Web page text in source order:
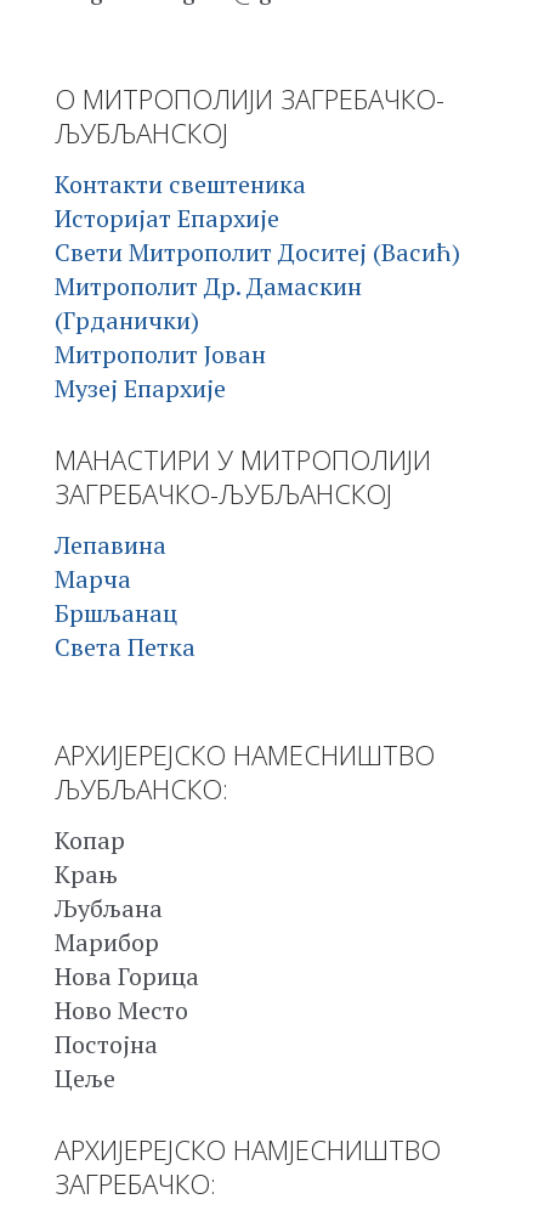
О МИТРОПОЛИЈИ ЗАГРЕБАЧКО-
ЉУБЉАНСКОЈ
Контакти свештеника
Историјат Епархије
Свети Митрополит Доситеј (Васић)
Митрополит Др. Дамаскин
(Грданички)
Митрополит Јован
Музеј Епархије
МАНАСТИРИ У МИТРОПОЛИЈИ
ЗАГРЕБАЧКО-ЉУБЉАНСКОЈ
Лепавина
Марча
Бршљанац
Света Петка
АРХИЈЕРЕЈСКО НАМЕСНИШТВО
ЉУБЉАНСКО:
Копар
Крањ
Љубљана
Марибор
Нова Горица
Ново Место
Постојна
Цеље
АРХИЈЕРЕЈСКО НАМЈЕСНИШТВО
ЗАГРЕБАЧКО: